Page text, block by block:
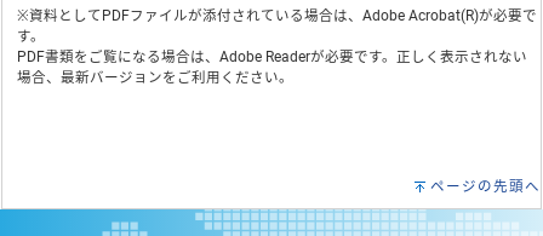
※資料としてPDFファイルが添付されている場合は、Adobe Acrobat(R)が必要で
す。
PDF書類をご覧になる場合は、Adobe Readerが必要です。正しく表示されない
場合、最新バージョンをご利用ください。
ページの先頭へ